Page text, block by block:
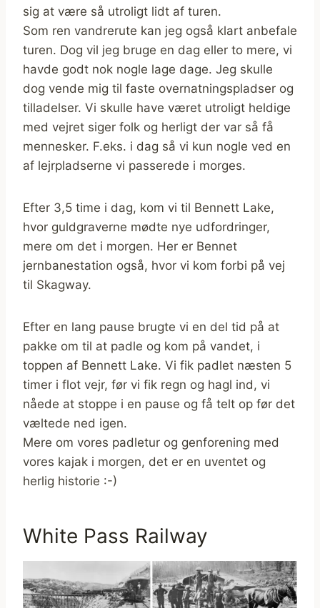
sig at være så utroligt lidt af turen.
Som ren vandrerute kan jeg også klart anbefale
turen. Dog vil jeg bruge en dag eller to mere, vi
havde godt nok nogle lage dage. Jeg skulle
dog vende mig til faste overnatningspladser og
tilladelser. Vi skulle have været utroligt heldige
med vejret siger folk og herligt der var så få
mennesker. F.eks. i dag så vi kun nogle ved en
af lejrpladserne vi passerede i morges.
Efter 3,5 time i dag, kom vi til Bennett Lake,
hvor guldgraverne mødte nye udfordringer,
mere om det i morgen. Her er Bennet
jernbanestation også, hvor vi kom forbi på vej
til Skagway.
Efter en lang pause brugte vi en del tid på at
pakke om til at padle og kom på vandet, i
toppen af Bennett Lake. Vi fik padlet næsten 5
timer i flot vejr, før vi fik regn og hagl ind, vi
nåede at stoppe i en pause og få telt op før det
væltede ned igen.
Mere om vores padletur og genforening med
vores kajak i morgen, det er en uventet og
herlig historie :-)
White Pass Railway